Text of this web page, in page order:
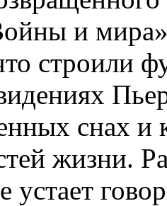
и
строили
снах и
жизни.
устает